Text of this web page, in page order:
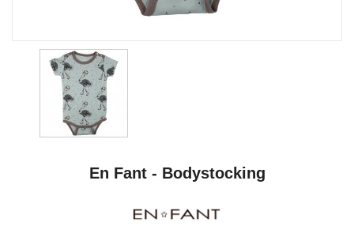
En Fant - Bodystocking